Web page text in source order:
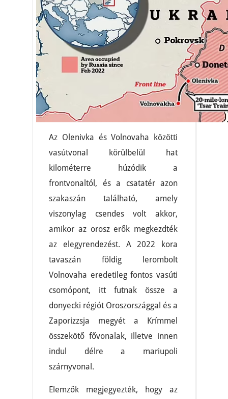
Az Olenivka és Volnovaha közötti
vasútvonal körülbelül hat
kilométerre húzódik a
frontvonaltól, és a csatatér azon
szakaszán található, amely
viszonylag csendes volt akkor,
amikor az orosz erők megkezdték
az elegyrendezést. A 2022 kora
tavaszán földig lerombolt
Volnovaha eredetileg fontos vasúti
csomópont, itt futnak össze a
donyecki régiót Oroszországgal és a
Zaporizzsja megyét a Krímmel
összekötő fővonalak, illetve innen
indul délre a mariupoli
szárnyvonal.
Elemzők megjegyezték, hogy az